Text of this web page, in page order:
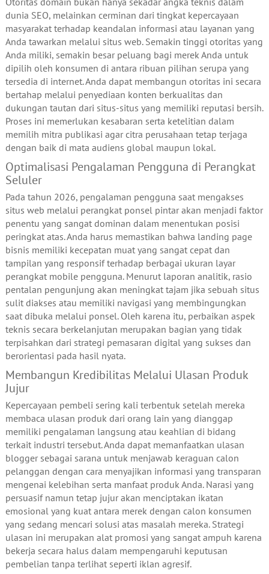
dunia SEO, melainkan cerminan dari tingkat kepercayaan
masyarakat terhadap keandalan informasi atau layanan yang
Anda tawarkan melalui situs web. Semakin tinggi otoritas yang
Anda miliki, semakin besar peluang bagi merek Anda untuk
dipilih oleh konsumen di antara ribuan pilihan serupa yang
tersedia di internet. Anda dapat membangun otoritas ini secara
bertahap melalui penyediaan konten berkualitas dan
dukungan tautan dari situs-situs yang memiliki reputasi bersih.
Proses ini memerlukan kesabaran serta ketelitian dalam
memilih mitra publikasi agar citra perusahaan tetap terjaga
dengan baik di mata audiens global maupun lokal.
Optimalisasi Pengalaman Pengguna di Perangkat
Seluler
Pada tahun 2026, pengalaman pengguna saat mengakses
situs web melalui perangkat ponsel pintar akan menjadi faktor
penentu yang sangat dominan dalam menentukan posisi
peringkat atas. Anda harus memastikan bahwa landing page
bisnis memiliki kecepatan muat yang sangat cepat dan
tampilan yang responsif terhadap berbagai ukuran layar
perangkat mobile pengguna. Menurut laporan analitik, rasio
pentalan pengunjung akan meningkat tajam jika sebuah situs
sulit diakses atau memiliki navigasi yang membingungkan
saat dibuka melalui ponsel. Oleh karena itu, perbaikan aspek
teknis secara berkelanjutan merupakan bagian yang tidak
terpisahkan dari strategi pemasaran digital yang sukses dan
berorientasi pada hasil nyata.
Membangun Kredibilitas Melalui Ulasan Produk
Jujur
Kepercayaan pembeli sering kali terbentuk setelah mereka
membaca ulasan produk dari orang lain yang dianggap
memiliki pengalaman langsung atau keahlian di bidang
terkait industri tersebut. Anda dapat memanfaatkan ulasan
blogger sebagai sarana untuk menjawab keraguan calon
pelanggan dengan cara menyajikan informasi yang transparan
mengenai kelebihan serta manfaat produk Anda. Narasi yang
persuasif namun tetap jujur akan menciptakan ikatan
emosional yang kuat antara merek dengan calon konsumen
yang sedang mencari solusi atas masalah mereka. Strategi
ulasan ini merupakan alat promosi yang sangat ampuh karena
bekerja secara halus dalam mempengaruhi keputusan
pembelian tanpa terlihat seperti iklan agresif.